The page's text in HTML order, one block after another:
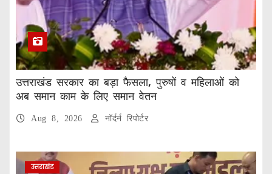
उत्तराखंड सरकार का बड़ा फैसला, पुरुषों व महिलाओं को
अब समान काम के लिए समान वेतन
Aug 8, 2026 नॉर्दर्न रिपोर्टर
उत्तराखंड